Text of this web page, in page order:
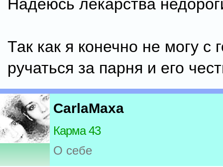
Надеюсь лекарства
Так как я конечно не могу с
ручаться за парня и его
CarlaMaxa
Карма 43
О себе